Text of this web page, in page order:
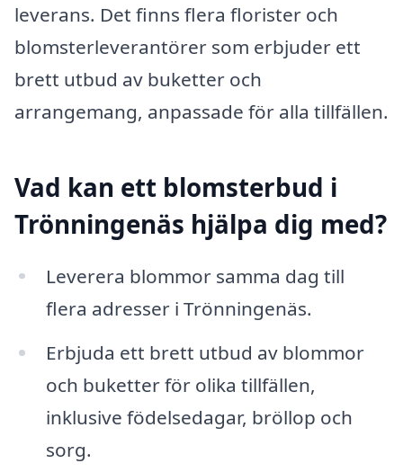
leverans. Det finns flera florister och
blomsterleverantörer som erbjuder ett
brett utbud av buketter och
arrangemang, anpassade för alla tillfällen.
Vad kan ett blomsterbud i
Trönningenäs hjälpa dig med?
Leverera blommor samma dag till
flera adresser i Trönningenäs.
Erbjuda ett brett utbud av blommor
och buketter för olika tillfällen,
inklusive födelsedagar, bröllop och
sorg.